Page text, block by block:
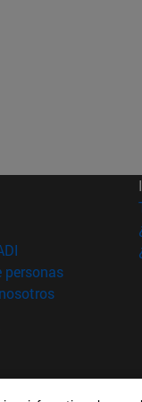
en nueva ventana)
en nueva ventana)
(abre en nueva
personas(abre en
(abre en